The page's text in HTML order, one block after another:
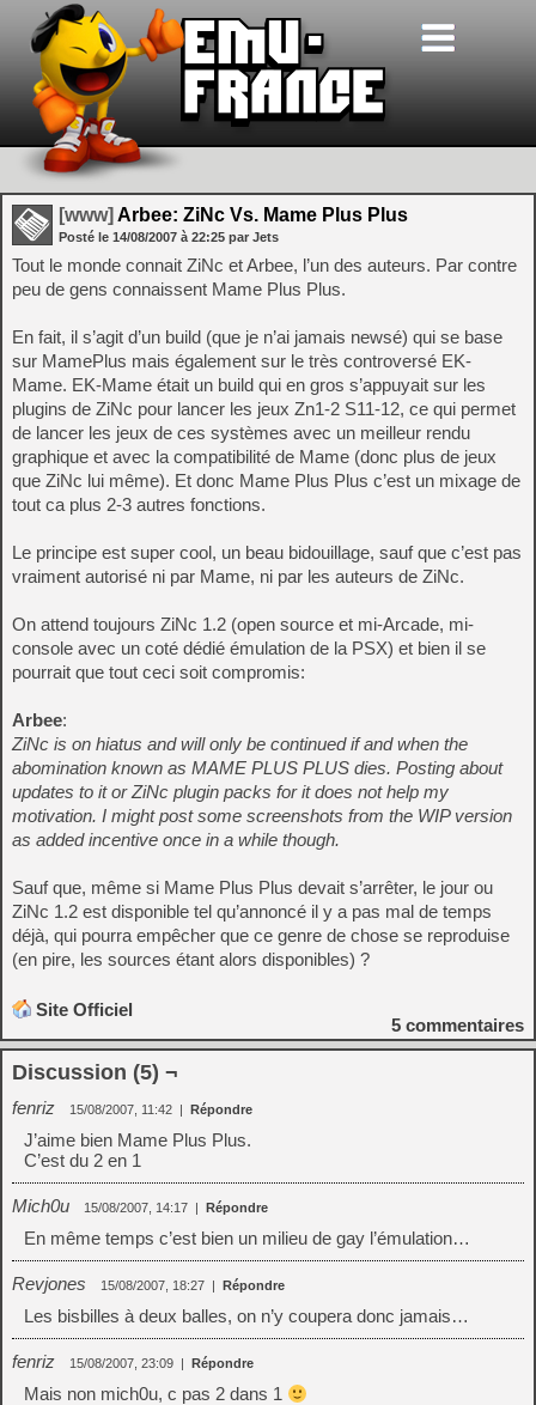
[www] Arbee: ZiNc Vs. Mame Plus Plus
Posté le 14/08/2007 à 22:25 par Jets
Tout le monde connait ZiNc et Arbee, l’un des auteurs. Par contre
peu de gens connaissent Mame Plus Plus.
En fait, il s’agit d’un build (que je n’ai jamais newsé) qui se base
sur MamePlus mais également sur le très controversé EK-
Mame. EK-Mame était un build qui en gros s’appuyait sur les
plugins de ZiNc pour lancer les jeux Zn1-2 S11-12, ce qui permet
de lancer les jeux de ces systèmes avec un meilleur rendu
graphique et avec la compatibilité de Mame (donc plus de jeux
que ZiNc lui même). Et donc Mame Plus Plus c’est un mixage de
tout ca plus 2-3 autres fonctions.
Le principe est super cool, un beau bidouillage, sauf que c’est pas
vraiment autorisé ni par Mame, ni par les auteurs de ZiNc.
On attend toujours ZiNc 1.2 (open source et mi-Arcade, mi-
console avec un coté dédié émulation de la PSX) et bien il se
pourrait que tout ceci soit compromis:
Arbee:
ZiNc is on hiatus and will only be continued if and when the
abomination known as MAME PLUS PLUS dies. Posting about
updates to it or ZiNc plugin packs for it does not help my
motivation. I might post some screenshots from the WIP version
as added incentive once in a while though.
Sauf que, même si Mame Plus Plus devait s’arrêter, le jour ou
ZiNc 1.2 est disponible tel qu’annoncé il y a pas mal de temps
déjà, qui pourra empêcher que ce genre de chose se reproduise
(en pire, les sources étant alors disponibles) ?
Site Officiel
5 commentaires
Discussion (5) ¬
fenriz 15/08/2007, 11:42 | Répondre
J’aime bien Mame Plus Plus.
C’est du 2 en 1
Mich0u 15/08/2007, 14:17 | Répondre
En même temps c’est bien un milieu de gay l’émulation…
Revjones 15/08/2007, 18:27 | Répondre
Les bisbilles à deux balles, on n’y coupera donc jamais…
fenriz 15/08/2007, 23:09 | Répondre
Mais non mich0u, c pas 2 dans 1